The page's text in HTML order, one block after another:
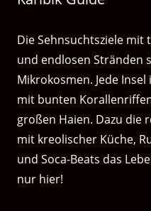
Die Sehnsuchtsziele
und endlosen Stränden
Mikrokosmen. Jede
mit bunten
großen Haien. Dazu die
mit kreolischer Küche,
und Soca-Beats das
nur hier!